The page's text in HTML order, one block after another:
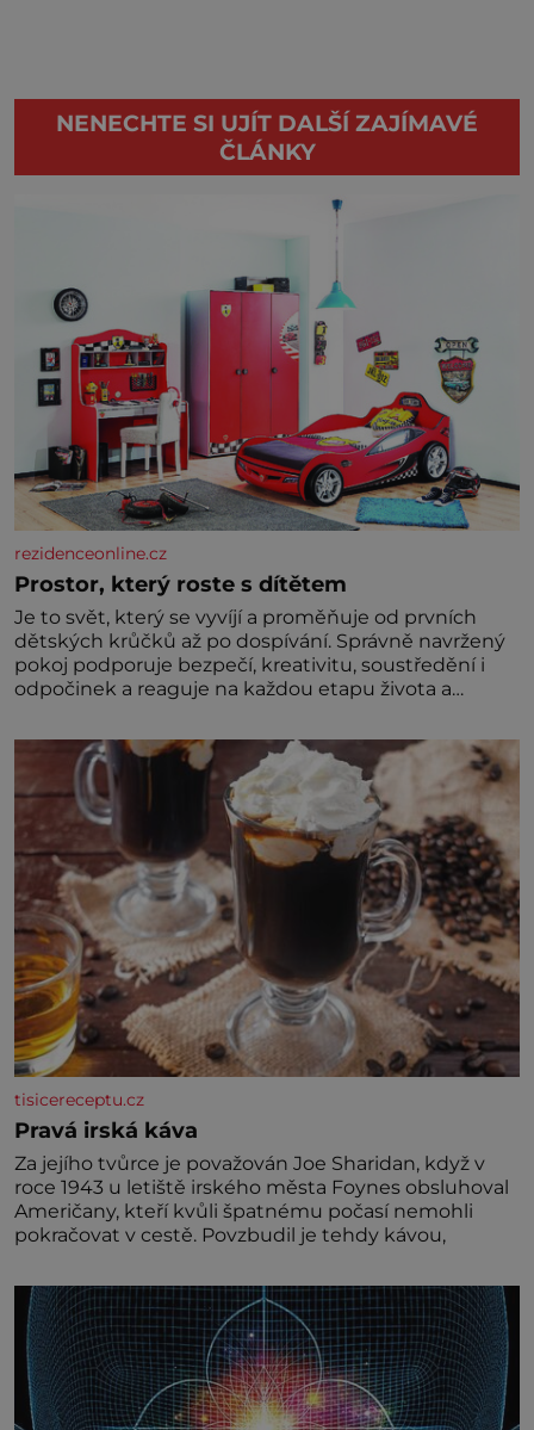
NENECHTE SI UJÍT DALŠÍ ZAJÍMAVÉ
ČLÁNKY
rezidenceonline.cz
Prostor, který roste s dítětem
Je to svět, který se vyvíjí a proměňuje od prvních
dětských krůčků až po dospívání. Správně navržený
pokoj podporuje bezpečí, kreativitu, soustředění i
odpočinek a reaguje na každou etapu života a
jednoduchost, měkkost a bezpečí, proto by pokoj
miminka měl působit především klidně a útulně.
Předškolní věk je
tisicereceptu.cz
Pravá irská káva
Za jejího tvůrce je považován Joe Sharidan, když v
roce 1943 u letiště irského města Foynes obsluhoval
Američany, kteří kvůli špatnému počasí nemohli
pokračovat v cestě. Povzbudil je tehdy kávou,